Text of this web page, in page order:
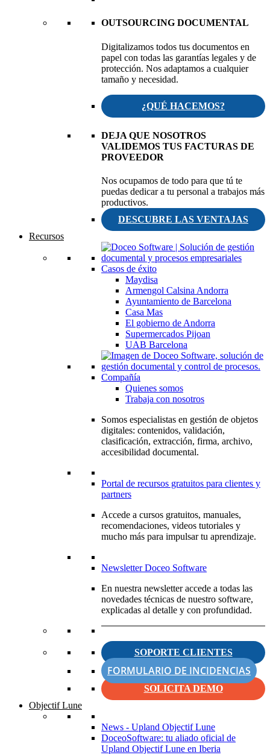
OUTSOURCING DOCUMENTAL
Digitalizamos todos tus documentos en
papel con todas las garantías legales y de
protección. Nos adaptamos a cualquier
tamaño y necesidad.
¿QUÉ HACEMOS?
DEJA QUE NOSOTROS
VALIDEMOS TUS FACTURAS DE
PROVEEDOR
Nos ocupamos de todo para que tú te
puedas dedicar a tu personal a trabajos más
productivos.
DESCUBRE LAS VENTAJAS
Recursos
Casos de éxito
Maydisa
Armengol Calsina Andorra
Ayuntamiento de Barcelona
Casa Mas
El gobierno de Andorra
Supermercados Pijoan
UAB Barcelona
Compañía
Quienes somos
Trabaja con nosotros
Somos especialistas en gestión de objetos
digitales: contenidos, validación,
clasificación, extracción, firma, archivo,
accesibilidad documental.
Portal de recursos gratuitos para clientes y
partners
Accede a cursos gratuitos, manuales,
recomendaciones, videos tutoriales y
mucho más para impulsar tu aprendizaje.
Newsletter Doceo Software
En nuestra newsletter accede a todas las
novedades técnicas de nuestro software,
explicadas al detalle y con profundidad.
SOPORTE CLIENTES
FORMULARIO DE INCIDENCIAS
SOLICITA DEMO
Objectif Lune
News - Upland Objectif Lune
DoceoSoftware: tu aliado oficial de
Upland Objectif Lune en Iberia